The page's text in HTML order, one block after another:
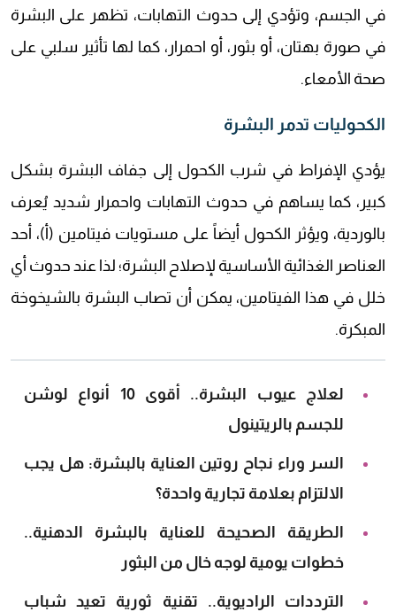
في الجسم، وتؤدي إلى حدوث التهابات، تظهر على البشرة
في صورة بهتان، أو بثور، أو احمرار، كما لها تأثير سلبي على
صحة الأمعاء.
الكحوليات تدمر البشرة
يؤدي الإفراط في شرب الكحول إلى جفاف البشرة بشكل
كبير، كما يساهم في حدوث التهابات واحمرار شديد يُعرف
بالوردية، ويؤثر الكحول أيضاً على مستويات فيتامين (أ)، أحد
العناصر الغذائية الأساسية لإصلاح البشرة؛ لذا عند حدوث أي
خلل في هذا الفيتامين، يمكن أن تصاب البشرة بالشيخوخة
المبكرة.
لعلاج عيوب البشرة.. أقوى 10 أنواع لوشن
للجسم بالريتينول
السر وراء نجاح روتين العناية بالبشرة: هل يجب
الالتزام بعلامة تجارية واحدة؟
الطريقة الصحيحة للعناية بالبشرة الدهنية..
خطوات يومية لوجه خال من البثور
الترددات الراديوية.. تقنية ثورية تعيد شباب